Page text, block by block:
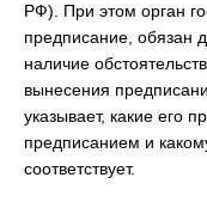
РФ). При этом орган
предписание, обязан
наличие
вынесения
указывает, какие его
предписанием и
соответствует.